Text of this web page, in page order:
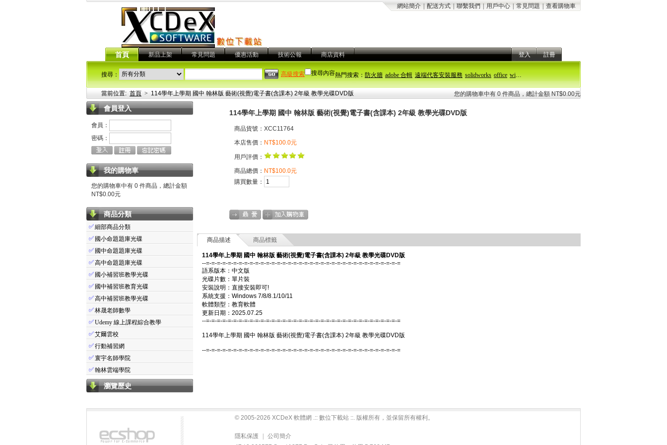
網站簡介 配送方式 聯繫我們 用戶中心 常見問題 查看購物車
首頁 新品上架 常見問題 優惠活動 技術公報 商店資料 登入 註冊
熱門搜索：防火牆 adobe 合輯 遠端代客安裝服務 solidworks office windows 11
搜尋： 搜尋內容
高級搜索
當前位置: 首頁 > 114學年上學期 國中 翰林版 藝術(視覺)電子書(含課本) 2年級 教學光碟DVD版 您的購物車中有 0 件商品，總計金額 NT$0.00元
會員登入
會員：
密碼：
我的購物車
您的購物車中有 0 件商品，總計金額
NT$0.00元
商品分類
✅細部商品分類
✅ 國小命題題庫光碟
✅ 國中命題題庫光碟
✅高中命題題庫光碟
✅ 國小補習班教學光碟
✅ 國中補習班教育光碟
✅高中補習班教學光碟
✅林晟老師數學
✅Udemy 線上課程綜合教學
✅艾爾雲校
✅行動補習網
✅寰宇名師學院
✅翰林雲端學院
瀏覽歷史
114學年上學期 國中 翰林版 藝術(視覺)電子書(含課本) 2年級 教學光碟DVD版
商品貨號：XCC11764
本店售價： NT$100.0元
用戶評價：
商品總價： NT$100.0元
購買數量：
商品描述 商品標籤
114學年上學期 國中 翰林版 藝術(視覺)電子書(含課本) 2年級 教學光碟DVD版
--=-=-=-=-=-=-=-=-=-=-=-=-=-=-=-=-=-=-=-=-=-=-=-=-=-=-=-=-=-=-=-=-=-=-=-=
語系版本：中文版
光碟片數：單片裝
安裝說明：直接安裝即可!
系統支援：Windows 7/8/8.1/10/11
軟體類型：教育軟體
更新日期：2025.07.25
--=-=-=-=-=-=-=-=-=-=-=-=-=-=-=-=-=-=-=-=-=-=-=-=-=-=-=-=-=-=-=-=-=-=-=-=
114學年上學期 國中 翰林版 藝術(視覺)電子書(含課本) 2年級 教學光碟DVD版
--=-=-=-=-=-=-=-=-=-=-=-=-=-=-=-=-=-=-=-=-=-=-=-=-=-=-=-=-=-=-=-=-=-=-=-=
© 2005-2026 XCDeX 軟體網 .:: 數位下載站 ::. 版權所有，並保留所有權利。
隱私保護
公司簡介